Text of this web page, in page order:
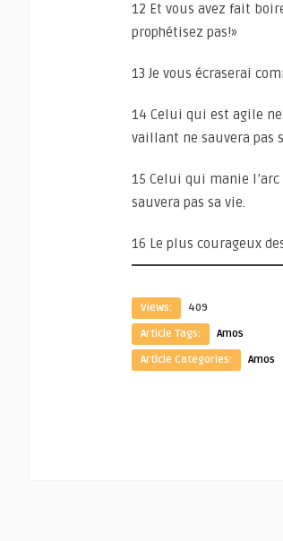
12 Et vous avez fait
prophétisez pas!»
13 Je vous écraserai
14 Celui qui est agile
vaillant ne sauvera pas
15 Celui qui manie
sauvera pas sa vie.
16 Le plus courageux
Views:
409
Article Tags:
Amos
Article Categories:
Amos